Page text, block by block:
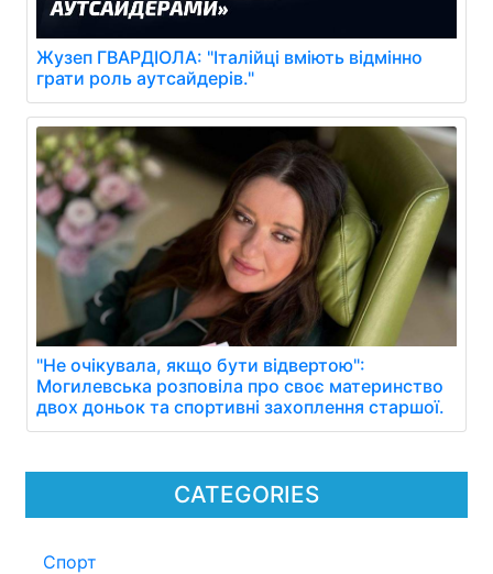
CATEGORIES
Спорт
Жузеп ГВАРДІОЛА: "Італійці вміють відмінно
грати роль аутсайдерів."
"Не очікувала, якщо бути відвертою":
Могилевська розповіла про своє материнство
двох доньок та спортивні захоплення старшої.